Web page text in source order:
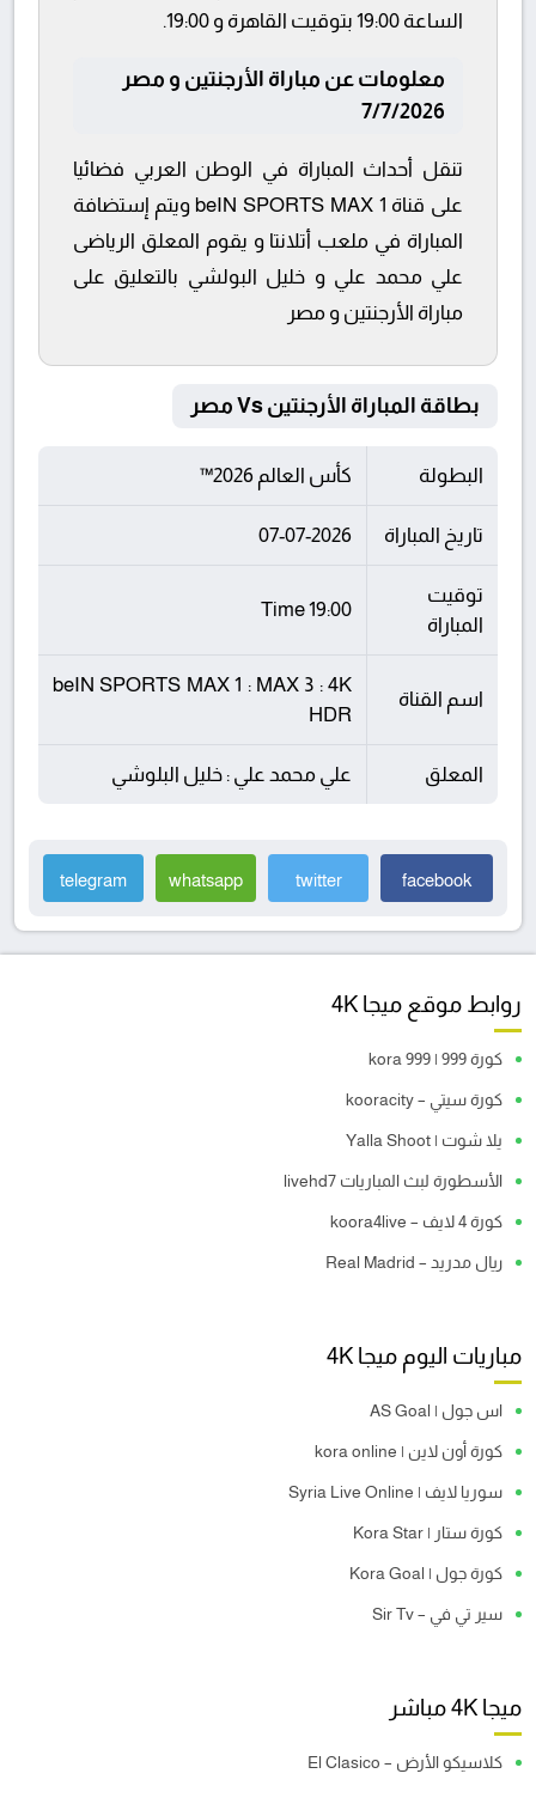
الساعة 19:00 بتوقيت القاهرة و 19:00.
معلومات عن مباراة الأرجنتين و مصر
7/7/2026
تنقل أحداث المباراة في الوطن العربي فضائيا
على قناة beIN SPORTS MAX 1 ويتم إستضافة
المباراة في ملعب أتلانتا و يقوم المعلق الرياضى
علي محمد علي و خليل البولشي بالتعليق على
مباراة الأرجنتين و مصر
بطاقة المباراة الأرجنتين Vs مصر
البطولة كأس العالم 2026™
تاريخ المباراة 07-07-2026
توقيت
المباراة
19:00 Time
اسم القناة
beIN SPORTS MAX 1 : MAX 3 : 4K
HDR
المعلق علي محمد علي : خليل البلوشي
facebook
twitter
whatsapp
telegram
روابط موقع ميجا 4K
كورة 999 | kora 999
كورة سيتي – kooracity
يلا شوت | Yalla Shoot
الأسطورة لبث المباريات livehd7
كورة 4 لايف – koora4live
ريال مدريد – Real Madrid
مباريات اليوم ميجا 4K
اس جول | AS Goal
كورة أون لاين | kora online
سوريا لايف | Syria Live Online
كورة ستار | Kora Star
كورة جول | Kora Goal
سير تي في – Sir Tv
ميجا 4K مباشر
كلاسيكو الأرض – El Clasico